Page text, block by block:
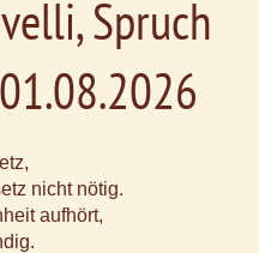
Spruch
nicht nötig.
aufhört,